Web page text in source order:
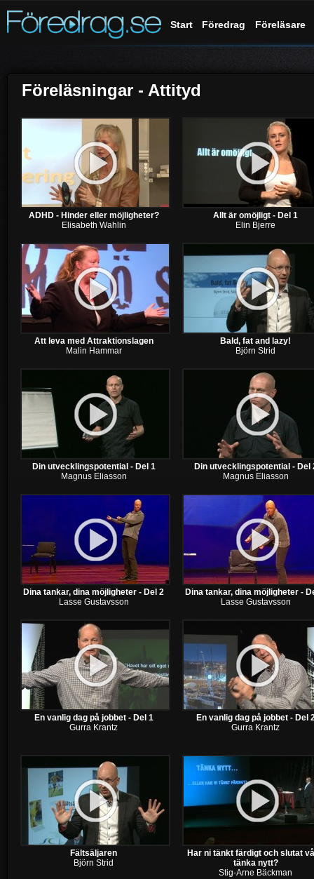
Start Föredrag Föreläsare
Föreläsningar - Attityd
ADHD - Hinder eller möjligheter?
Elisabeth Wahlin
Allt är omöjligt - Del 1
Elin Bjerre
Att leva med Attraktionslagen
Malin Hammar
Bald, fat and lazy!
Björn Strid
Din utvecklingspotential - Del 1
Magnus Eliasson
Din utvecklingspotential - Del
Magnus Eliasson
Dina tankar, dina möjligheter - Del 2
Lasse Gustavsson
Dina tankar, dina möjligheter -
Lasse Gustavsson
En vanlig dag på jobbet - Del 1
Gurra Krantz
En vanlig dag på jobbet - Del
Gurra Krantz
Fältsäljaren
Björn Strid
Har ni tänkt färdigt och slutat
tänka nytt?
Stig-Arne Bäckman